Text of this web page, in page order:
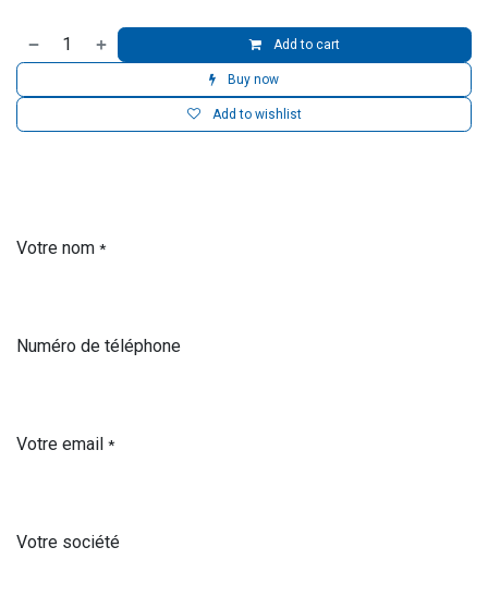
Add to cart
Buy now
Add to wishlist
Votre nom *
Numéro de téléphone
Votre email *
Votre société